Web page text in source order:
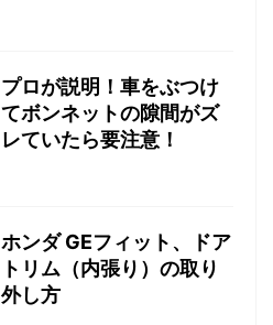
プロが説明！車をぶつけ
てボンネットの隙間がズ
レていたら要注意！
ホンダ GEフィット、ドア
トリム（内張り）の取り
外し方